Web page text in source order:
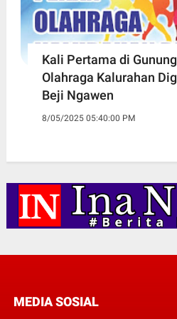
Kali Pertama di
Olahraga Kalurahan
Beji Ngawen
8/05/2025 05:40:00 PM
MEDIA SOSIAL